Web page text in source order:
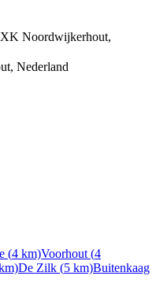
XK Noordwijkerhout,
Nederland
(4 km)Voorhout (4
De Zilk (5 km)Buitenkaag